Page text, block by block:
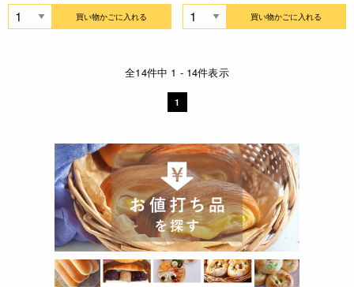
買い物かごに入れる 買い物かごに入れる
全14件中 1 - 14件表示
1